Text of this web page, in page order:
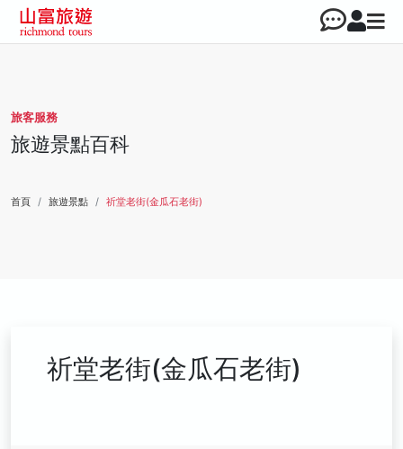
旅客服務
旅遊景點百科
首頁 旅遊景點 祈堂老街(金瓜石老街)
祈堂老街(金瓜石老街)